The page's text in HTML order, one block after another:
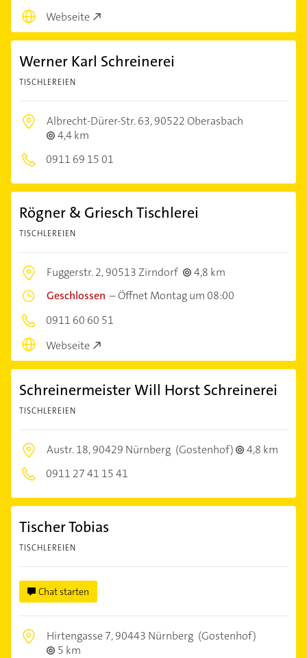
Webseite
Werner Karl Schreinerei
TISCHLEREIEN
Albrecht-Dürer-Str. 63,90522 Oberasbach
4,4 km
0911 69 15 01
Rögner & Griesch Tischlerei
TISCHLEREIEN
Fuggerstr. 2,90513 Zirndorf
4,8 km
Geschlossen –Öffnet Montag um 08:00
0911 60 60 51
Webseite
Schreinermeister Will Horst Schreinerei
TISCHLEREIEN
Austr. 18,90429 Nürnberg (Gostenhof)
4,8 km
0911 27 41 15 41
Tischer Tobias
TISCHLEREIEN
Chat starten
Hirtengasse 7,90443 Nürnberg (Gostenhof)
5 km